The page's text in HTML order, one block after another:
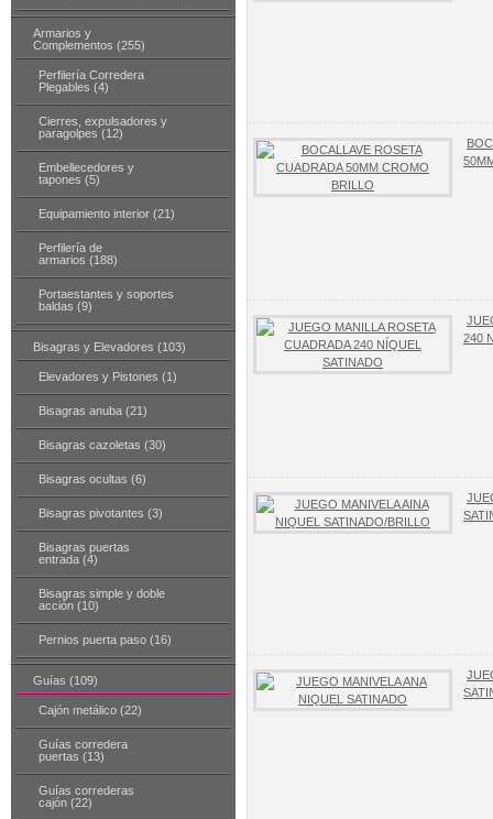
Armarios y
Complementos (255)
Perfilería Corredera
Plegables (4)
Cierres, expulsadores y
paragolpes (12)
Embellecedores y
tapones (5)
Equipamiento interior (21)
Perfilería de
armarios (188)
Portaestantes y soportes
baldas (9)
Bisagras y Elevadores (103)
Elevadores y Pistones (1)
Bisagras anuba (21)
Bisagras cazoletas (30)
Bisagras ocultas (6)
Bisagras pivotantes (3)
Bisagras puertas
entrada (4)
Bisagras simple y doble
acción (10)
Pernios puerta paso (16)
Guías (109)
Cajón metálico (22)
Guías corredera
puertas (13)
Guías correderas
cajón (22)
240